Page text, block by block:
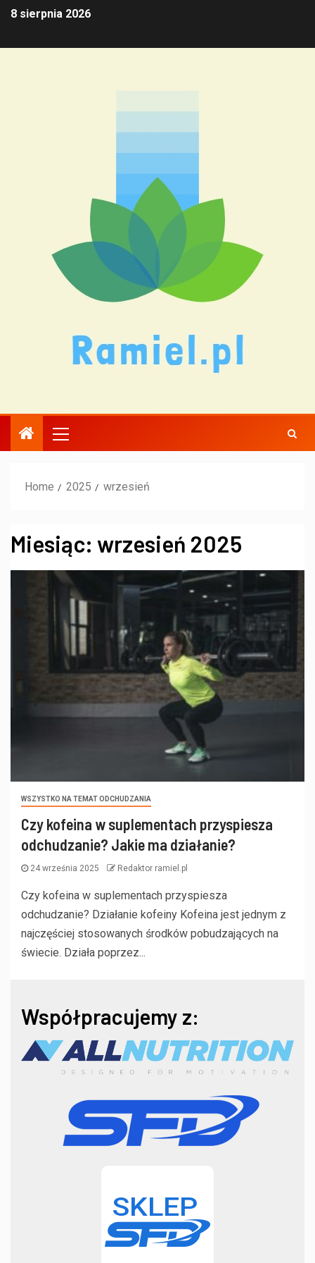
8 sierpnia 2026
Home 2025 wrzesień
Miesiąc: wrzesień 2025
WSZYSTKO NA TEMAT ODCHUDZANIA
Czy kofeina w suplementach przyspiesza
odchudzanie? Jakie ma działanie?
24 września 2025 Redaktor ramiel.pl
Czy kofeina w suplementach przyspiesza
odchudzanie? Działanie kofeiny Kofeina jest jednym z
najczęściej stosowanych środków pobudzających na
świecie. Działa poprzez...
Współpracujemy z: